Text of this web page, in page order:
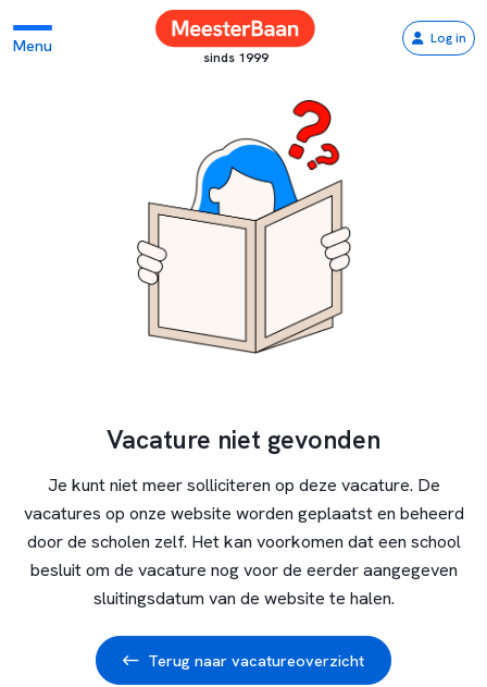
Menu
sinds 1999
Log in
Vacature niet gevonden
Je kunt niet meer solliciteren op deze vacature. De
vacatures op onze website worden geplaatst en beheerd
door de scholen zelf. Het kan voorkomen dat een school
besluit om de vacature nog voor de eerder aangegeven
sluitingsdatum van de website te halen.
Terug naar vacatureoverzicht